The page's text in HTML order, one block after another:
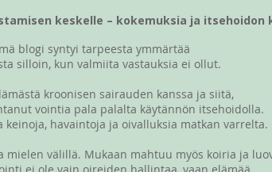
blogi syntyi tarpeesta ymmärtää
silloin, kun valmiita vastauksia ei ollut.
kroonisen sairauden kanssa ja siitä,
vointia pala palalta käytännön itsehoidolla.
keinoja, havaintoja ja oivalluksia matkan varrelta.
mielen välillä. Mukaan mahtuu myös koiria ja
keskelle – kokemuksia ja itsehoidon